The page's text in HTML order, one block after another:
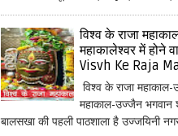
विश्व के राजा
महाकालेश्वर में होने
Visvh Ke Raja
विश्व के राजा
महाकाल-उज्जैन
बालसखा की पहली पाठशाला है उज्जयिनी